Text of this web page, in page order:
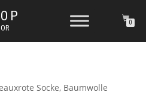
0
Socke, Baumwolle